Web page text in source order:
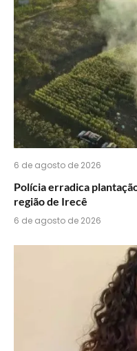
6 de agosto de 2026
Polícia erradica
região de Irecê
6 de agosto de 2026